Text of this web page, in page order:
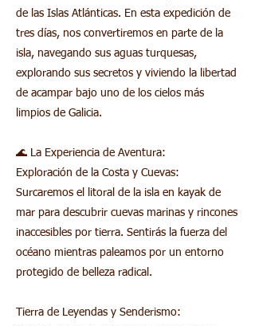
de las Islas Atlánticas. En esta expedición de
tres días, nos convertiremos en parte de la
isla, navegando sus aguas turquesas,
explorando sus secretos y viviendo la libertad
de acampar bajo uno de los cielos más
limpios de Galicia.
🌊 La Experiencia de Aventura:
Exploración de la Costa y Cuevas:
Surcaremos el litoral de la isla en kayak de
mar para descubrir cuevas marinas y rincones
inaccesibles por tierra. Sentirás la fuerza del
océano mientras paleamos por un entorno
protegido de belleza radical.
Tierra de Leyendas y Senderismo: